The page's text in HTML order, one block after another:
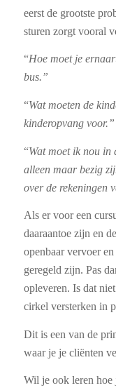
eerst de grootste
sturen zorgt vooral
“Hoe moet je
bus.”
“Wat moeten de
kinderopvang voor.”
“Wat moet ik nou in
alleen maar bezig
over de rekeningen
Als er voor een
daaraantoe zijn en
openbaar vervoer
geregeld zijn. Pas
opleveren. Is dat
cirkel versterken in
Dit is een van de
waar je je cliënten
Wil je ook leren hoe